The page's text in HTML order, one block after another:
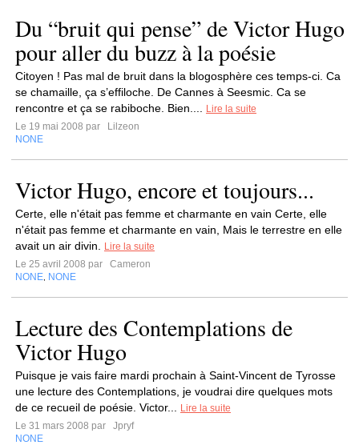
Du “bruit qui pense” de Victor Hugo
pour aller du buzz à la poésie
Citoyen ! Pas mal de bruit dans la blogosphère ces temps-ci. Ca
se chamaille, ça s’effiloche. De Cannes à Seesmic. Ca se
rencontre et ça se rabiboche. Bien....
Lire la suite
Le 19 mai 2008 par
Lilzeon
NONE
Victor Hugo, encore et toujours...
Certe, elle n'était pas femme et charmante en vain Certe, elle
n'était pas femme et charmante en vain, Mais le terrestre en elle
avait un air divin.
Lire la suite
Le 25 avril 2008 par
Cameron
NONE NONE
Lecture des Contemplations de
Victor Hugo
Puisque je vais faire mardi prochain à Saint-Vincent de Tyrosse
une lecture des Contemplations, je voudrai dire quelques mots
de ce recueil de poésie. Victor...
Lire la suite
Le 31 mars 2008 par
Jpryf
NONE